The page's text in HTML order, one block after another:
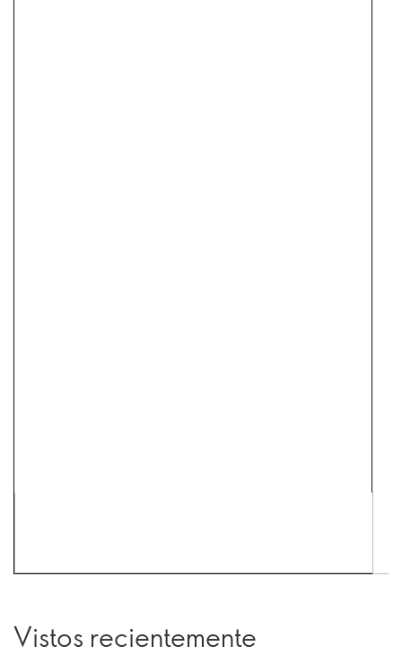
Vistos recientemente